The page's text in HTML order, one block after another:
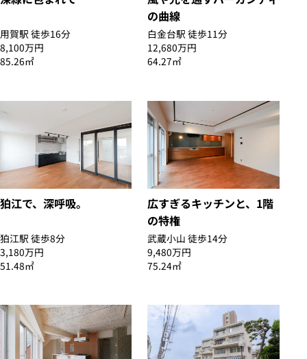
用賀駅 徒歩16分
8,100万円
85.26㎡
の曲線
白金台駅 徒歩11分
12,680万円
64.27㎡
狛江で、深呼吸。
狛江駅 徒歩8分
3,180万円
51.48㎡
広すぎるキッチンと、1階
の特権
武蔵小山 徒歩14分
9,480万円
75.24㎡